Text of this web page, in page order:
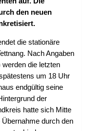
den neuen
die stationäre
Nach Angaben
die letzten
um 18 Uhr
endgültig seine
der
hatte sich Mitte
durch den